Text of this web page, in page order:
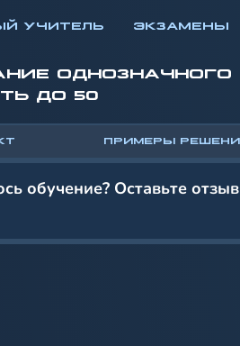
УЧИТЕЛЬ ЭКЗАМЕНЫ
ОДНОЗНАЧНОГО
ДО 50
обучение? Оставьте отзыв
ПРИМЕРЫ